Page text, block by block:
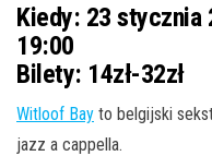
Kiedy: 23 stycznia
19:00
Bilety: 14zł-32zł
Witloof Bay to belgijski
jazz a cappella.